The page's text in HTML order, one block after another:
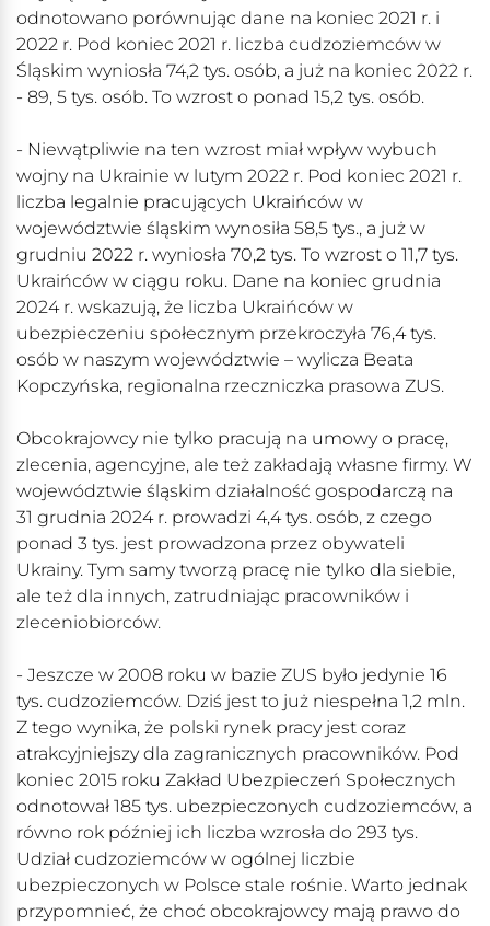
odnotowano porównując dane na koniec 2021 r. i
2022 r. Pod koniec 2021 r. liczba cudzoziemców w
Śląskim wyniosła 74,2 tys. osób, a już na koniec 2022 r.
- 89, 5 tys. osób. To wzrost o ponad 15,2 tys. osób.
- Niewątpliwie na ten wzrost miał wpływ wybuch
wojny na Ukrainie w lutym 2022 r. Pod koniec 2021 r.
liczba legalnie pracujących Ukraińców w
województwie śląskim wynosiła 58,5 tys., a już w
grudniu 2022 r. wyniosła 70,2 tys. To wzrost o 11,7 tys.
Ukraińców w ciągu roku. Dane na koniec grudnia
2024 r. wskazują, że liczba Ukraińców w
ubezpieczeniu społecznym przekroczyła 76,4 tys.
osób w naszym województwie – wylicza Beata
Kopczyńska, regionalna rzeczniczka prasowa ZUS.
Obcokrajowcy nie tylko pracują na umowy o pracę,
zlecenia, agencyjne, ale też zakładają własne firmy. W
województwie śląskim działalność gospodarczą na
31 grudnia 2024 r. prowadzi 4,4 tys. osób, z czego
ponad 3 tys. jest prowadzona przez obywateli
Ukrainy. Tym samy tworzą pracę nie tylko dla siebie,
ale też dla innych, zatrudniając pracowników i
zleceniobiorców.
- Jeszcze w 2008 roku w bazie ZUS było jedynie 16
tys. cudzoziemców. Dziś jest to już niespełna 1,2 mln.
Z tego wynika, że polski rynek pracy jest coraz
atrakcyjniejszy dla zagranicznych pracowników. Pod
koniec 2015 roku Zakład Ubezpieczeń Społecznych
odnotował 185 tys. ubezpieczonych cudzoziemców, a
równo rok później ich liczba wzrosła do 293 tys.
Udział cudzoziemców w ogólnej liczbie
ubezpieczonych w Polsce stale rośnie. Warto jednak
przypomnieć, że choć obcokrajowcy mają prawo do